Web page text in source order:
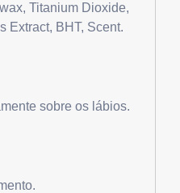
Titanium Dioxide,
Extract, BHT, Scent.
sobre os lábios.